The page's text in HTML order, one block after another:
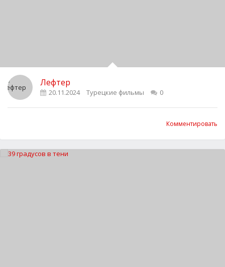
Лефтер
20.11.2024 Турецкие фильмы 0
Комментировать